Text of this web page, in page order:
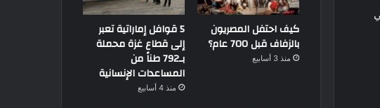
كيف احتفل المصريون
بالزفاف قبل 700 عام؟
منذ 3 أسابيع
5 قوافل إماراتية تعبر
إلى قطاع غزة محملة
بـ792 طناً من
المساعدات الإنسانية
منذ 4 أسابيع